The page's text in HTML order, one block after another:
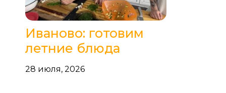
Иваново: готовим
летние блюда
28 июля, 2026